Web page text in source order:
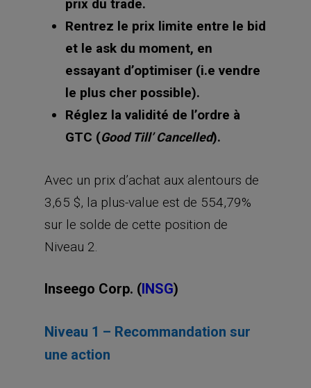
prix du trade.
Rentrez le prix limite entre le bid
et le ask du moment, en
essayant d’optimiser (i.e vendre
le plus cher possible).
Réglez la validité de l’ordre à
GTC (Good Till’ Cancelled).
Avec un prix d’achat aux alentours de
3,65 $, la plus-value est de 554,79%
sur le solde de cette position de
Niveau 2.
Inseego Corp. (INSG)
Niveau 1 – Recommandation sur
une action